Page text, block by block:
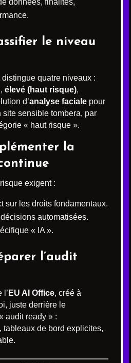
le niveau
distingue quatre niveaux :
élevé (haut risque),
d’analyse faciale pour
site sensible tombera, par
« haut risque ».
la
exigent :
sur les droits fondamentaux.
automatisées.
« IA ».
l’audit
l’ EU AI Office, créé à
juste derrière le
audit ready » :
tableaux de bord explicites,